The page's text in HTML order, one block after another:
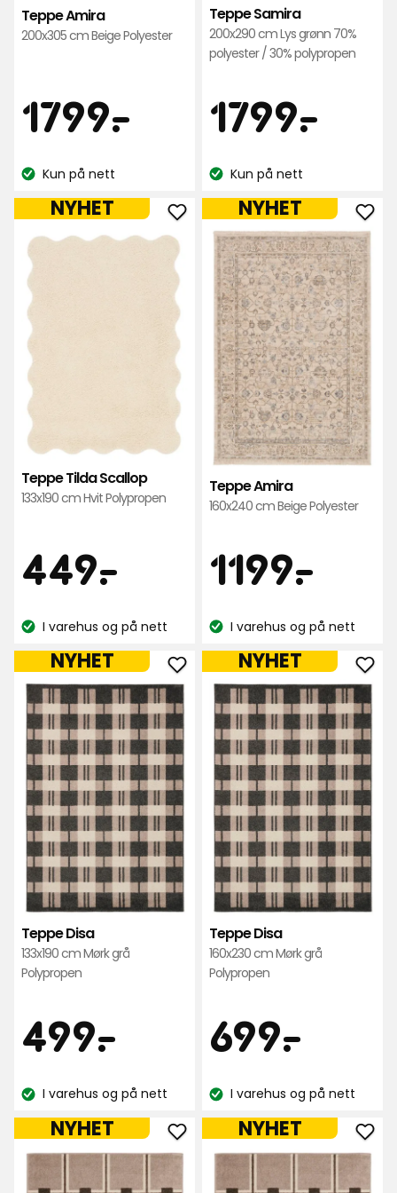
Teppe Amira
200x305 cm Beige Polyester
Pris
1799-
.
1799
Lagerbalanse:
Kun på nett
Teppe Samira
200x290 cm Lys grønn 70%
polyester / 30% polypropen
Pris
1799-
.
Lagerbalanse:
Kun på nett
Teppe Tilda Scallop
133x190 cm Hvit Polypropen
Pris
449-
.
kr
NYHET
Lagerbalanse:
I varehus og på nett
Legg
til
Teppe
Tilda
Scallop
i
favoritter
Teppe Amira
160x240 cm Beige Polyester
Pris
1199-
.
kr
NYHET
Lagerbalanse:
I varehus og på nett
til
i
Teppe Disa
133x190 cm Mørk grå
Polypropen
Pris
499-
.
kr
NYHET
Lagerbalanse:
I varehus og på nett
Legg
Teppe
Disa
i
favoritter
Teppe Disa
160x230 cm Mørk grå
Polypropen
Pris
699-
.
kr
NYHET
Lagerbalanse:
I varehus og på nett
Disa
i
NYHET
Legg
til
NYHET
til